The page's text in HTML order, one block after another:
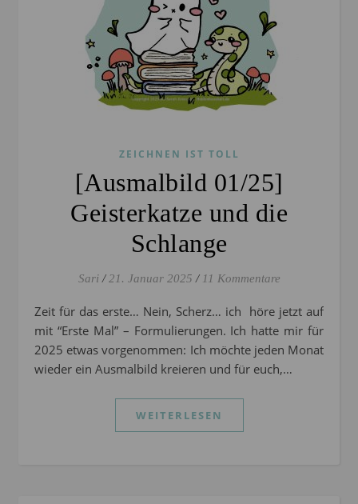
ZEICHNEN IST TOLL
[Ausmalbild 01/25]
Geisterkatze und die
Schlange
Sari / 21. Januar 2025 / 11 Kommentare
Zeit für das erste… Nein, Scherz… ich höre jetzt auf
mit “Erste Mal” – Formulierungen. Ich hatte mir für
2025 etwas vorgenommen: Ich möchte jeden Monat
wieder ein Ausmalbild kreieren und für euch,…
WEITERLESEN